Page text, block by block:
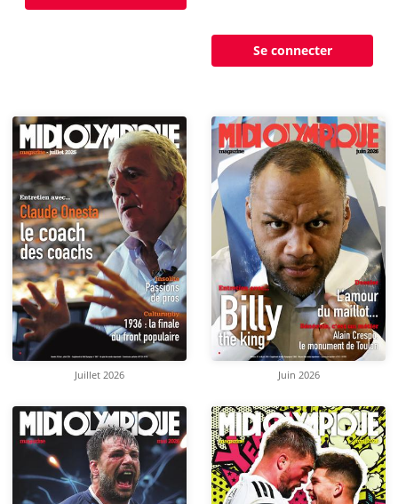
Se connecter
Juillet 2026 Juin 2026